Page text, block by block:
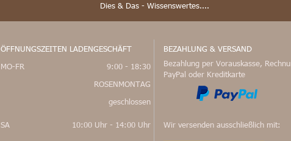
Dies & Das - Wissenswertes....
ÖFFNUNGSZEITEN LADENGESCHÄFT
MO-FR
9:00 - 18:30
ROSENMONTAG
geschlossen
SA 10:00 Uhr - 14:00 Uhr
BEZAHLUNG & VERSAND
Bezahlung per Vorauskasse,
PayPal oder Kreditkarte
Wir versenden ausschließlich mit: